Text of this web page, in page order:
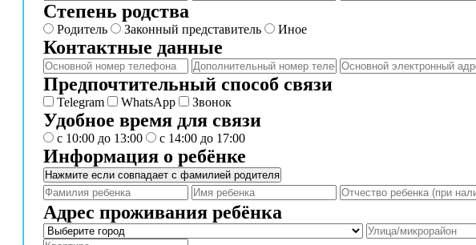
Степень родства
Родитель Законный представитель Иное
Контактные данные
Предпочтительный способ связи
Telegram WhatsApp Звонок
Удобное время для связи
с 10:00 до 13:00 с 14:00 до 17:00
Информация о ребёнке
Нажмите если совпадает с фамилией родителя
Адрес проживания ребёнка